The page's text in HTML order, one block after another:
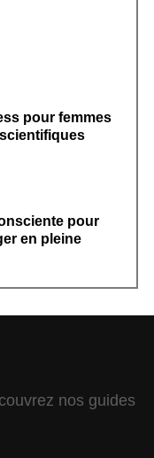
pour femmes
pour
en pleine
nos guides